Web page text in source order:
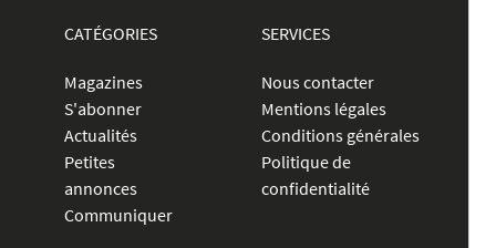
CATÉGORIES
Magazines
S'abonner
Actualités
Petites
annonces
Communiquer
SERVICES
Nous contacter
Mentions légales
Conditions générales
Politique de
confidentialité